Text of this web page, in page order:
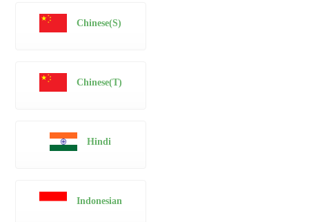
Chinese(S)
Chinese(T)
Hindi
Indonesian